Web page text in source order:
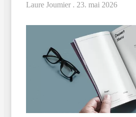
Laure Joumier . 23. mai 2026